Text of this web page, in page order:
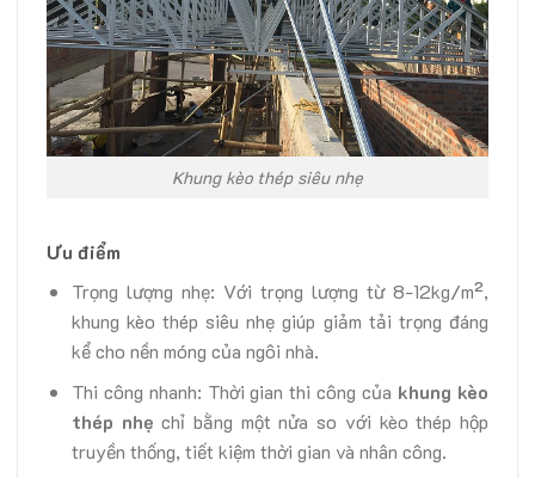
Khung kèo thép siêu nhẹ
Ưu điểm
Trọng lượng nhẹ: Với trọng lượng từ 8-12kg/m²,
khung kèo thép siêu nhẹ giúp giảm tải trọng đáng
kể cho nền móng của ngôi nhà.
Thi công nhanh: Thời gian thi công của khung kèo
thép nhẹ chỉ bằng một nửa so với kèo thép hộp
truyền thống, tiết kiệm thời gian và nhân công.